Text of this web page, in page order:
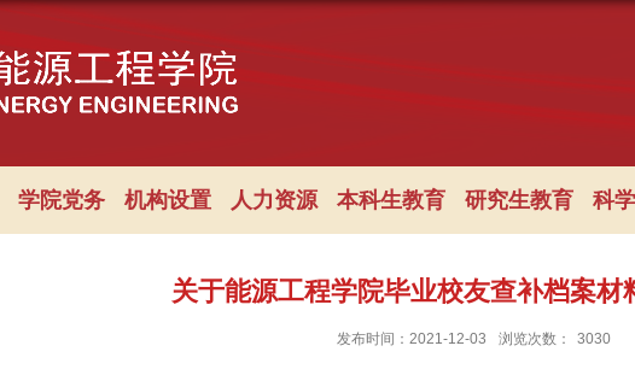
学院党务 机构设置 人力资源 本科生教育 研究生教育 科
关于能源工程学院毕业校友查补档案材
发布时间：2021-12-03 浏览次数： 3030